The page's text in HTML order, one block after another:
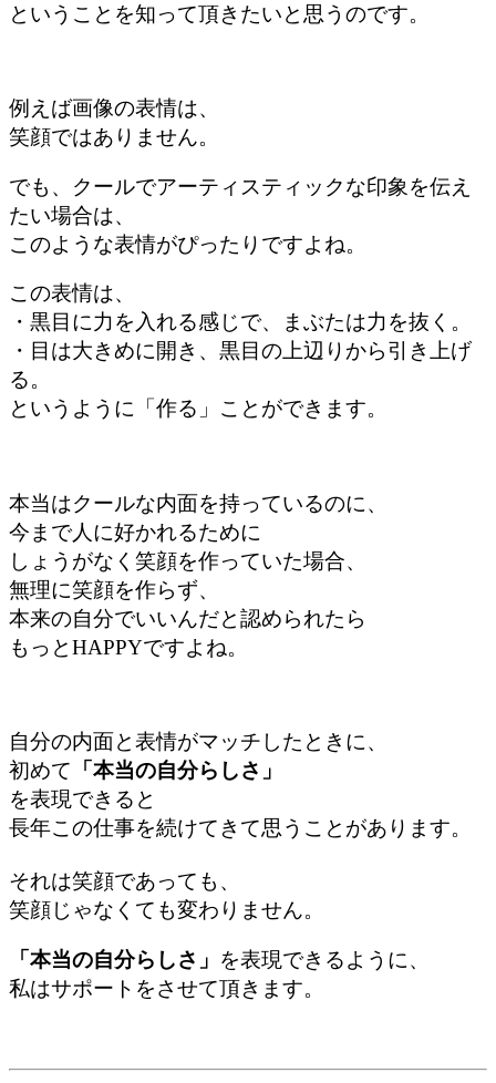
ということを知って頂きたいと思うのです。
例えば画像の表情は、
笑顔ではありません。
でも、クールでアーティスティックな印象を伝え
たい場合は、
このような表情がぴったりですよね。
この表情は、
・黒目に力を入れる感じで、まぶたは力を抜く。
・目は大きめに開き、黒目の上辺りから引き上げ
る。
というように「作る」ことができます。
本当はクールな内面を持っているのに、
今まで人に好かれるために
しょうがなく笑顔を作っていた場合、
無理に笑顔を作らず、
本来の自分でいいんだと認められたら
もっとHAPPYですよね。
自分の内面と表情がマッチしたときに、
初めて 「本当の自分らしさ」
を表現できる と
長年この仕事を続けてきて思うことがあります。
それは笑顔であっても、
笑顔じゃなくても変わりません。
「本当の自分らしさ」 を表現できるように、
私はサポートをさせて頂きます。